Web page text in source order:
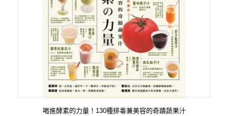
喝進酵素的力量！130種排毒兼美容的奇蹟蔬果汁